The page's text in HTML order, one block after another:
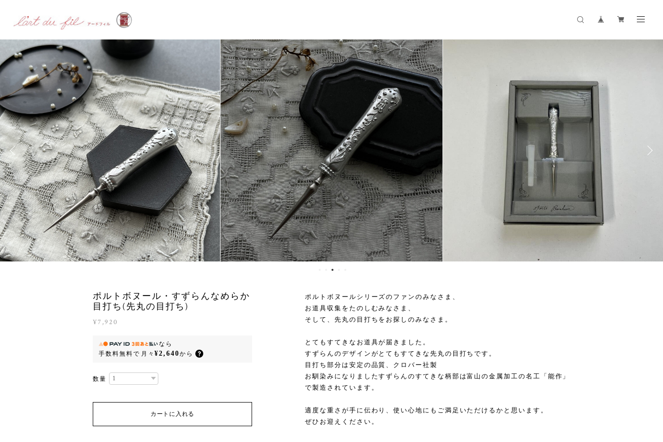
ポルトボヌール・すずらんなめらか
目打ち(先丸の目打ち)
¥7,920
なら
手数料無料で 月々¥2,640から
数量
カートに入れる
ポルトボヌールシリーズのファンのみなさま、
お道具収集をたのしむみなさま、
そして、先丸の目打ちをお探しのみなさま。
とてもすてきなお道具が届きました。
すずらんのデザインがとてもすてきな先丸の目打ちです。
目打ち部分は安定の品質、クロバー社製
お馴染みになりましたすずらんのすてきな柄部は富山の金属加工の名工「能作」
で製造されています。
適度な重さが手に伝わり、使い心地にもご満足いただけるかと思います。
ぜひお迎えください。